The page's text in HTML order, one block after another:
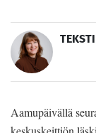
TEKSTI
Aamupäivällä